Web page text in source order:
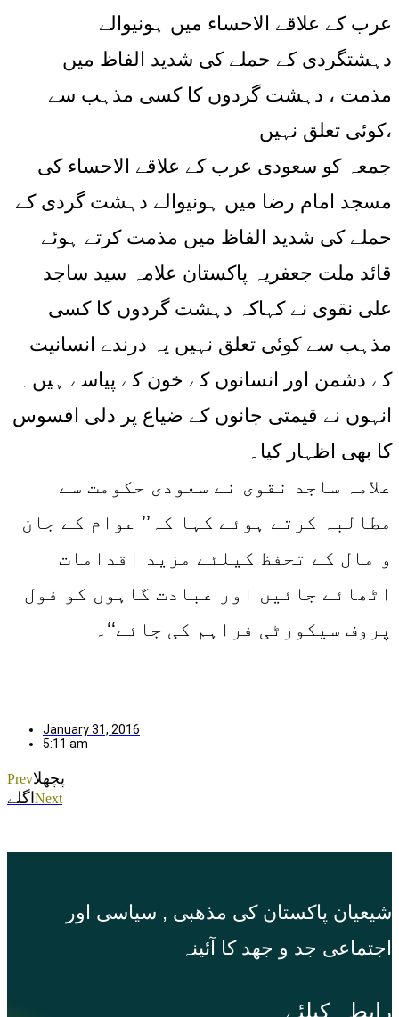
عرب کے علاقے الاحساء میں ہونیوالے
دہشتگردی کے حملے کی شدید الفاظ میں
مذمت ، دہشت گردوں کا کسی مذہب سے
کوئی تعلق نہیں،
جمعہ کو سعودی عرب کے علاقے الاحساء کی
مسجد امام رضا میں ہونیوالے دہشت گردی کے
حملے کی شدید الفاظ میں مذمت کرتے ہوئے
قائد ملت جعفریہ پاکستان علامہ سید ساجد
علی نقوی نے کہاکہ دہشت گردوں کا کسی
مذہب سے کوئی تعلق نہیں یہ درندے انسانیت
کے دشمن اور انسانوں کے خون کے پیاسے ہیں۔
انہوں نے قیمتی جانوں کے ضیاع پر دلی افسوس
کا بھی اظہار کیا۔
علامہ ساجد نقوی نے سعودی حکومت سے
مطالبہ کرتے ہوئے کہا کہ’’ عوام کے جان
و مال کے تحفظ کیلئے مزید اقدامات
اٹھائے جائیں اور عبادت گاہوں کو فول
پروف سیکورٹی فراہم کی جائے‘‘۔
January 31, 2016
5:11 am
Prevپچھلا
اگلےNext
شیعیان پاکستان کی مذهبی , سیاسی اور
اجتماعی جد و جهد کا آئینہ